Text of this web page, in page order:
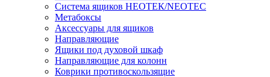
Система ящиков НЕОТЕК/NEOTEC
Метабоксы
Аксессуары для ящиков
Направляющие
Ящики под духовой шкаф
Направляющие для колонн
Коврики противоскользящие